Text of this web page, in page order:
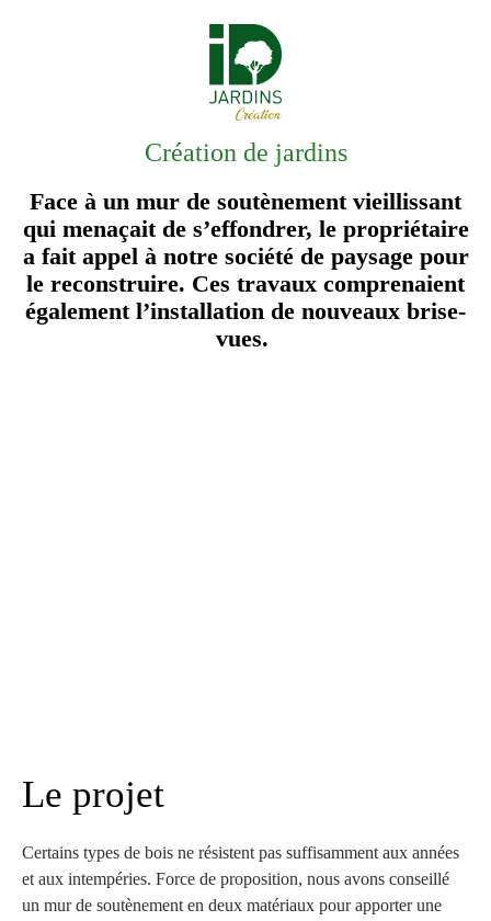
Création de jardins
Face à un mur de soutènement vieillissant
qui menaçait de s’effondrer, le propriétaire
a fait appel à notre société de paysage pour
le reconstruire. Ces travaux comprenaient
également l’installation de nouveaux brise-
vues.
Le projet
Certains types de bois ne résistent pas suffisamment aux années
et aux intempéries. Force de proposition, nous avons conseillé
un mur de soutènement en deux matériaux pour apporter une